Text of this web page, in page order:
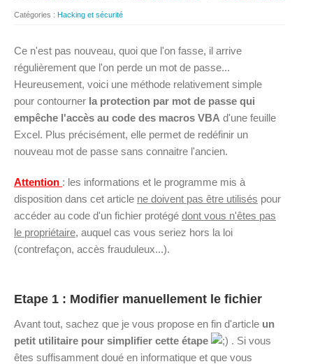
Catégories : Hacking et sécurité
Ce n'est pas nouveau, quoi que l'on fasse, il arrive
régulièrement que l'on perde un mot de passe...
Heureusement, voici une méthode relativement simple
pour contourner la protection par mot de passe qui
empêche l'accès au code des macros VBA d'une feuille
Excel. Plus précisément, elle permet de redéfinir un
nouveau mot de passe sans connaitre l'ancien.
Attention : les informations et le programme mis à
disposition dans cet article ne doivent pas être utilisés pour
accéder au code d'un fichier protégé dont vous n'êtes pas
le propriétaire, auquel cas vous seriez hors la loi
(contrefaçon, accès frauduleux...).
Etape 1 : Modifier manuellement le fichier
Avant tout, sachez que je vous propose en fin d'article un
petit utilitaire pour simplifier cette étape
. Si vous
êtes suffisamment doué en informatique et que vous